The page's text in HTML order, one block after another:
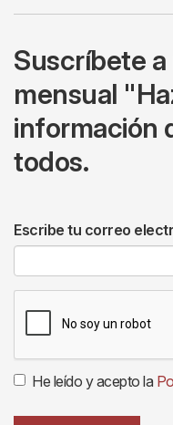
Suscríbete
mensual
información
todos.
Escribe tu correo
He leído y acepto la